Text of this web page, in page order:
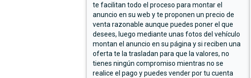
te facilitan todo el proceso para montar el
anuncio en su web y te proponen un precio de
venta razonable aunque puedes poner el que
desees, luego mediante unas fotos del vehículo
montan el anuncio en su página y si reciben una
oferta te la trasladan para que la valores, no
tienes ningún compromiso mientras no se
realice el pago y puedes vender por tu cuenta